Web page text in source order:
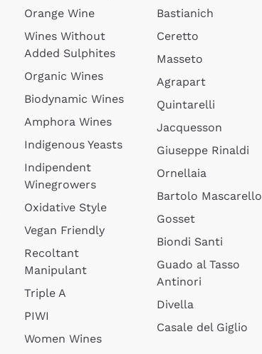
Orange Wine
Wines Without
Added Sulphites
Organic Wines
Biodynamic Wines
Amphora Wines
Indigenous Yeasts
Indipendent
Winegrowers
Oxidative Style
Vegan Friendly
Recoltant
Manipulant
Triple A
PIWI
Women Wines
Bastianich
Ceretto
Masseto
Agrapart
Quintarelli
Jacquesson
Giuseppe Rinaldi
Ornellaia
Bartolo Mascarello
Gosset
Biondi Santi
Guado al Tasso
Antinori
Divella
Casale del Giglio